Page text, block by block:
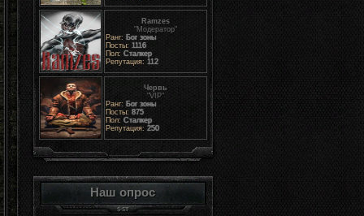
Ramzes
"Модератор"
Ранг: Бог зоны
Посты: 1116
Пол: Сталкер
Репутация: 112
Червь
"VIP"
Ранг: Бог зоны
Посты: 875
Пол: Сталкер
Репутация: 250
Наш опрос